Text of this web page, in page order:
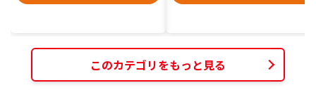
このカテゴリをもっと見る